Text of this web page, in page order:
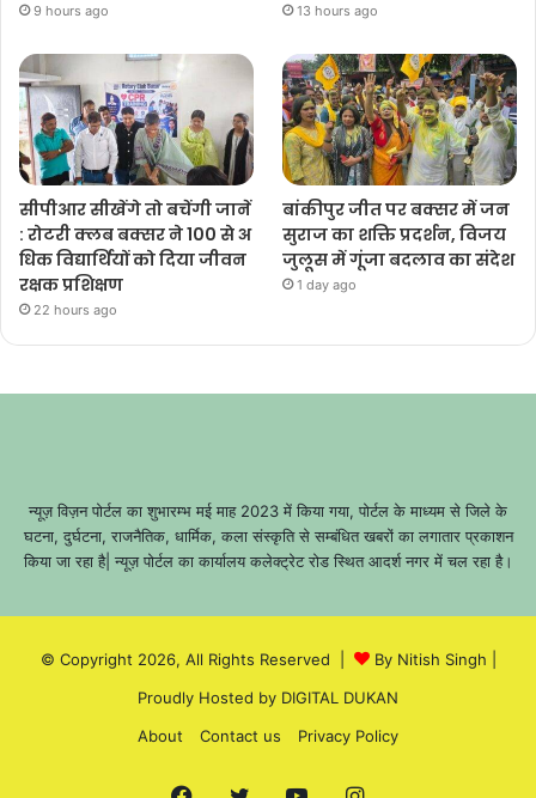
9 hours ago 13 hours ago
सीपीआर सीखेंगे तो बचेंगी जानें
: रोटरी क्लब बक्सर ने 100 से अ
धिक विद्यार्थियों को दिया जीवन
रक्षक प्रशिक्षण
22 hours ago
बांकीपुर जीत पर बक्सर में जन
सुराज का शक्ति प्रदर्शन, विजय
जुलूस में गूंजा बदलाव का संदेश
1 day ago
न्यूज़ विज़न पोर्टल का शुभारम्भ मई माह 2023 में किया गया, पोर्टल के माध्यम से जिले के
घटना, दुर्घटना, राजनैतिक, धार्मिक, कला संस्कृति से सम्बंधित खबरों का लगातार प्रकाशन
किया जा रहा है| न्यूज़ पोर्टल का कार्यालय कलेक्ट्रेट रोड स्थित आदर्श नगर में चल रहा है।
© Copyright 2026, All Rights Reserved | By Nitish Singh
Proudly Hosted by DIGITAL DUKAN
About
Contact us Privacy Policy